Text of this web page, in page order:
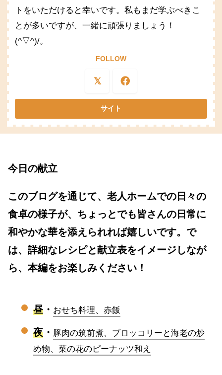
トをいただけると幸いです。私もまだ学ぶべきこ
とが多いですが、一緒に頑張りましょう！
(^▽^)/。
FOLLOW
今日の献立
このブログを通じて、老人ホームでの日々の
食卓の様子が、ちょっとでも皆さんの日常に
和やかな華を添えられれば嬉しいです。で
は、詳細なレシピと献立表をイメージしなが
ら、本編をお楽しみください！
昼・ おせち料理、赤飯
夜 ・ 豚肉の筑前煮、ブロッコリーと海老の炒
め物、菜の花のピーナッツ和え